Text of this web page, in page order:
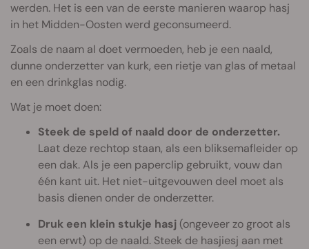
werden. Het is een van de eerste manieren waarop hasj
in het Midden-Oosten werd geconsumeerd.
Zoals de naam al doet vermoeden, heb je een naald,
dunne onderzetter van kurk, een rietje van glas of metaal
en een drinkglas nodig.
Wat je moet doen:
Steek de speld of naald door de onderzetter.
Laat deze rechtop staan, als een bliksemafleider op
een dak. Als je een paperclip gebruikt, vouw dan
één kant uit. Het niet-uitgevouwen deel moet als
basis dienen onder de onderzetter.
Druk een klein stukje hasj (ongeveer zo groot als
een erwt) op de naald. Steek de hasjiesj aan met